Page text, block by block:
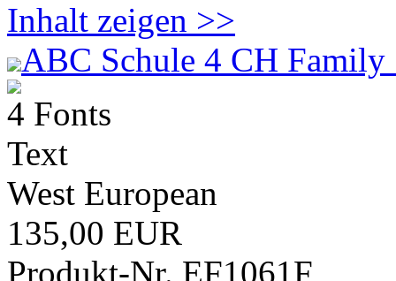
Inhalt zeigen >>
ABC Schule 4 CH Family
4 Fonts
Text
West European
135,00 EUR
Produkt-Nr. EF1061F